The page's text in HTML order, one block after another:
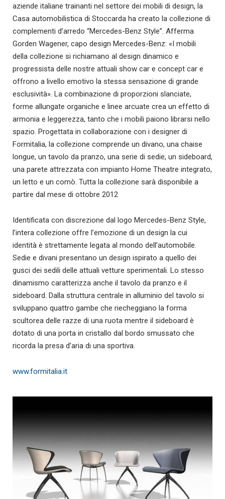
aziende italiane trainanti nel settore dei mobili di design, la
Casa automobilistica di Stoccarda ha creato la collezione di
complementi d’arredo “Mercedes-Benz Style”. Afferma
Gorden Wagener, capo design Mercedes-Benz: «I mobili
della collezione si richiamano al design dinamico e
progressista delle nostre attuali show car e concept car e
offrono a livello emotivo la stessa sensazione di grande
esclusività». La combinazione di proporzioni slanciate,
forme allungate organiche e linee arcuate crea un effetto di
armonia e leggerezza, tanto che i mobili paiono librarsi nello
spazio. Progettata in collaborazione con i designer di
Formitalia, la collezione comprende un divano, una chaise
longue, un tavolo da pranzo, una serie di sedie, un sideboard,
una parete attrezzata con impianto Home Theatre integrato,
un letto e un comò. Tutta la collezione sarà disponibile a
partire dal mese di ottobre 2012
Identificata con discrezione dal logo Mercedes-Benz Style,
l’intera collezione offre l’emozione di un design la cui
identità è strettamente legata al mondo dell’automobile.
Sedie e divani presentano un design ispirato a quello dei
gusci dei sedili delle attuali vetture sperimentali. Lo stesso
dinamismo caratterizza anche il tavolo da pranzo e il
sideboard. Dalla struttura centrale in alluminio del tavolo si
sviluppano quattro gambe che riecheggiano la forma
scultorea delle razze di una ruota mentre il sideboard è
dotato di una porta in cristallo dal bordo smussato che
ricorda la presa d’aria di una sportiva.
www.formitalia.it